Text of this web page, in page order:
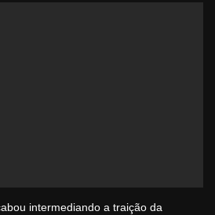
intermediando a traição da